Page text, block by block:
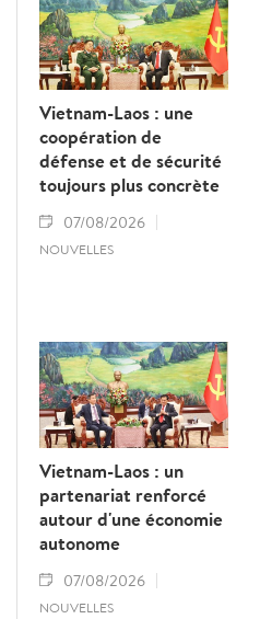
Vietnam-Laos : une
coopération de
défense et de sécurité
toujours plus concrète
07/08/2026
NOUVELLES
Vietnam-Laos : un
partenariat renforcé
autour d'une économie
autonome
07/08/2026
NOUVELLES